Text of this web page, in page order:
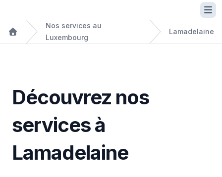
Nos services au
Luxembourg
Lamadelaine
Découvrez nos
services à
Lamadelaine